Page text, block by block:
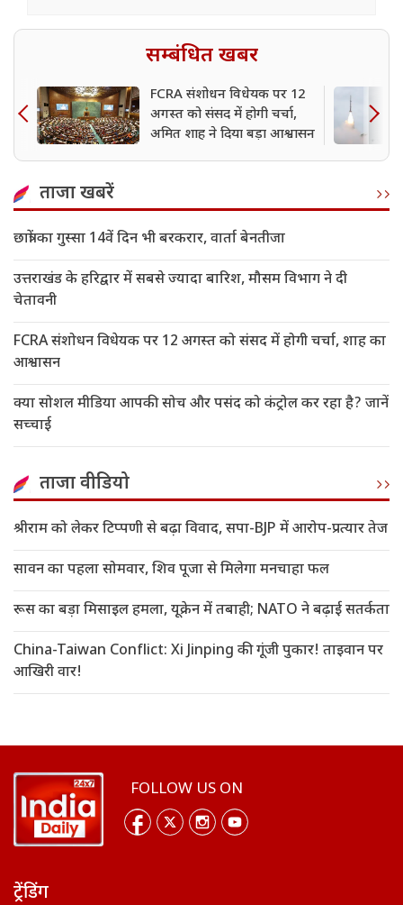
सम्बंधित खबर
FCRA संशोधन विधेयक पर 12
अगस्त को संसद में होगी चर्चा,
अमित शाह ने दिया बड़ा आश्वासन
ताजा खबरें
छात्रों का गुस्सा 14वें दिन भी बरकरार, वार्ता बेनतीजा
उत्तराखंड के हरिद्वार में सबसे ज्यादा बारिश, मौसम विभाग ने दी
चेतावनी
FCRA संशोधन विधेयक पर 12 अगस्त को संसद में होगी चर्चा, शाह का
आश्वासन
क्या सोशल मीडिया आपकी सोच और पसंद को कंट्रोल कर रहा है? जानें
सच्चाई
ताजा वीडियो
श्रीराम को लेकर टिप्पणी से बढ़ा विवाद, सपा-BJP में आरोप-प्रत्यार तेज
सावन का पहला सोमवार, शिव पूजा से मिलेगा मनचाहा फल
रूस का बड़ा मिसाइल हमला, यूक्रेन में तबाही; NATO ने बढ़ाई सतर्कता
China-Taiwan Conflict: Xi Jinping की गूंजी पुकार! ताइवान पर
आखिरी वार!
FOLLOW US ON
ट्रेंडिंग